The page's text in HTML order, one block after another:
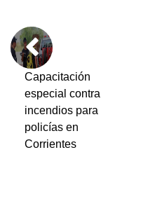
Capacitación
especial contra
incendios para
policías en
Corrientes